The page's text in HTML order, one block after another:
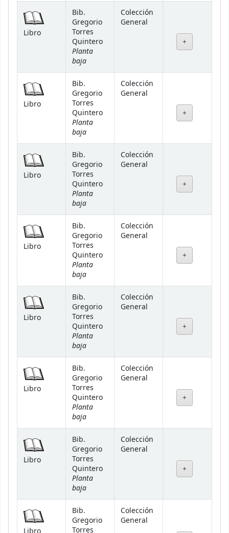
Libro
Bib.
Gregorio
Torres
Quintero
Planta
baja
Colección
General
Libro
Bib.
Gregorio
Torres
Quintero
Planta
baja
Colección
General
Libro
Bib.
Gregorio
Torres
Quintero
Planta
baja
Colección
General
Libro
Bib.
Gregorio
Torres
Quintero
Planta
baja
Colección
General
Libro
Bib.
Gregorio
Torres
Quintero
Planta
baja
Colección
General
Libro
Bib.
Gregorio
Torres
Quintero
Planta
baja
Colección
General
Libro
Bib.
Gregorio
Torres
Quintero
Planta
baja
Colección
General
Bib.
Gregorio
Torres
Colección
General